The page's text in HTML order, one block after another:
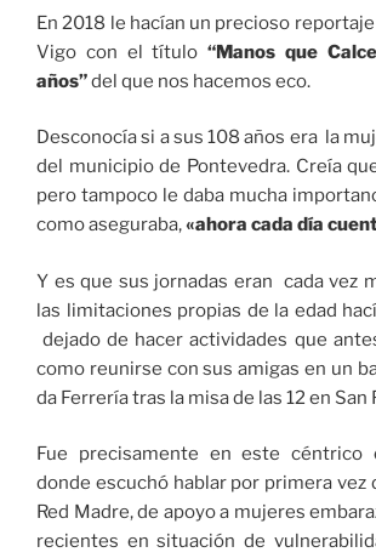
En 2018 le hacían un precioso
Vigo con el título“Manos que
años”del que nos hacemos eco.
Desconocía si a sus 108 años era la
del municipio de Pontevedra. Creía
pero tampoco le daba mucha
como aseguraba,«ahora cada día
Y es que sus jornadas eran cada vez
las limitaciones propias de la edad
dejado de hacer actividades que
como reunirse con sus amigas en un
da Ferrería tras la misa de las 12 en San
Fue precisamente en este céntrico
donde escuchó hablar por primera vez
Red Madre, de apoyo a mujeres
recientes en situación de